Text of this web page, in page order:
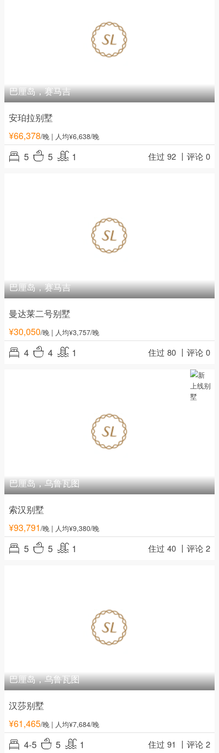
巴厘岛，赛马吉
安珀拉别墅
¥66,378/晚| 人均¥6,638/晚
5 5 1 住过 92 丨评论 0
巴厘岛，赛马吉
曼达莱二号别墅
¥30,050/晚| 人均¥3,757/晚
4 4 1 住过 80 丨评论 0
巴厘岛，乌鲁瓦图
索汉别墅
¥93,791/晚| 人均¥9,380/晚
5 5 1 住过 40 丨评论 2
巴厘岛，乌鲁瓦图
汉莎别墅
¥61,465/晚| 人均¥7,684/晚
4-5 5 1 住过 91 丨评论 2